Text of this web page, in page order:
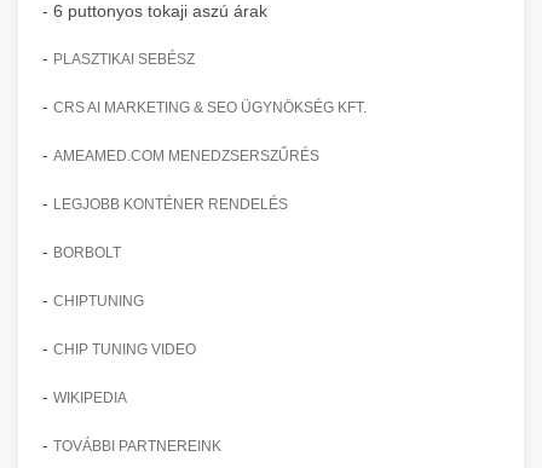
- 6 puttonyos tokaji aszú árak
- PLASZTIKAI SEBÉSZ
- CRS AI MARKETING & SEO ÜGYNÖKSÉG KFT.
- AMEAMED.COM MENEDZSERSZŰRÉS
- LEGJOBB KONTÉNER RENDELÉS
- BORBOLT
- CHIPTUNING
- CHIP TUNING VIDEO
- WIKIPEDIA
- TOVÁBBI PARTNEREINK